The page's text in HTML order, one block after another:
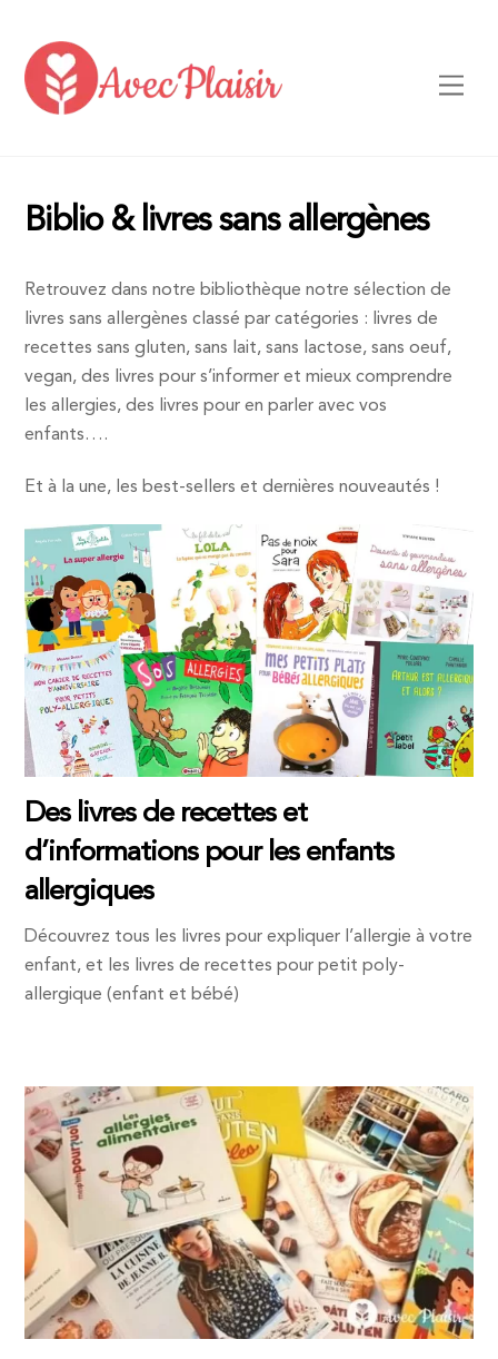
content
Biblio & livres sans allergènes
Retrouvez dans notre bibliothèque notre sélection de
livres sans allergènes classé par catégories : livres de
recettes sans gluten, sans lait, sans lactose, sans oeuf,
vegan, des livres pour s’informer et mieux comprendre
les allergies, des livres pour en parler avec vos
enfants….
Et à la une, les best-sellers et dernières nouveautés !
Des livres de recettes et
d’informations pour les enfants
allergiques
Découvrez tous les livres pour expliquer l’allergie à votre
enfant, et les livres de recettes pour petit poly-
allergique (enfant et bébé)